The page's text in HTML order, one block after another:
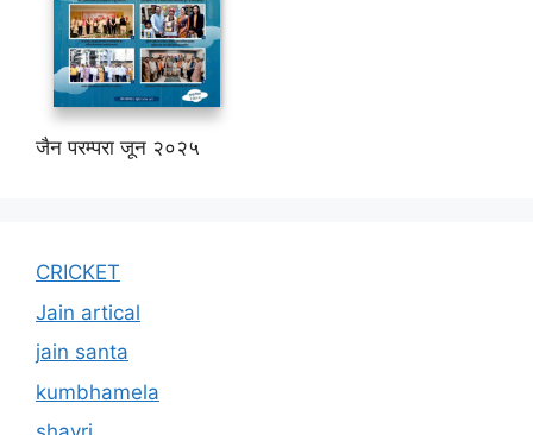
जैन परम्परा जून २०२५
CRICKET
Jain artical
jain santa
kumbhamela
shayri